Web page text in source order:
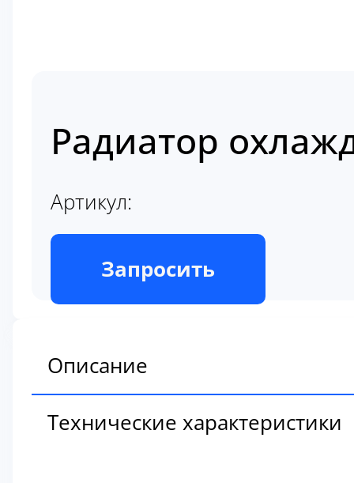
Радиатор
Артикул:
В наличии
Запросить
Описание
Технические характеристики